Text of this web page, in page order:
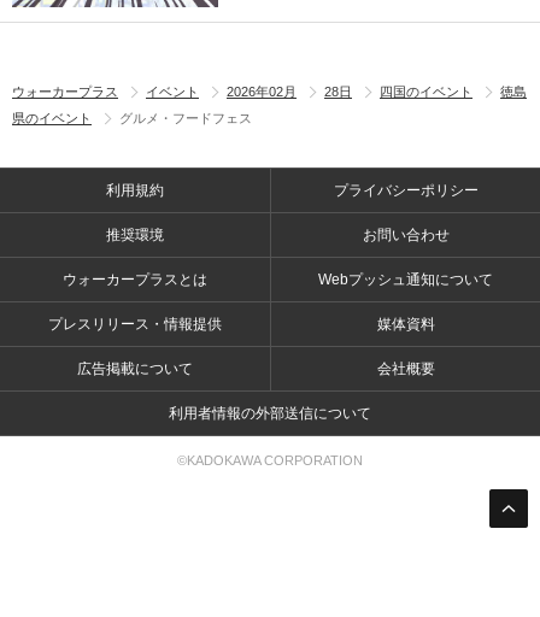
ウォーカープラス イベント 2026年02月 28日 四国のイベント
徳島
県のイベント
グルメ・フードフェス
利用規約 プライバシーポリシー
推奨環境 お問い合わせ
ウォーカープラスとは Webプッシュ通知について
プレスリリース・情報提供 媒体資料
広告掲載について 会社概要
利用者情報の外部送信について
©KADOKAWA CORPORATION